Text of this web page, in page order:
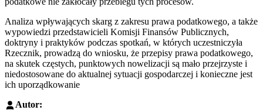
Analiza wpływających skarg z zakresu prawa podatkowego, a także
wypowiedzi przedstawicieli Komisji Finansów Publicznych,
doktryny i praktyków podczas spotkań, w których uczestniczyła
Rzecznik, prowadzą do wniosku, że przepisy prawa podatkowego,
na skutek częstych, punktowych nowelizacji są mało przejrzyste i
niedostosowane do aktualnej sytuacji gospodarczej i konieczne jest
ich uporządkowanie
Autor: